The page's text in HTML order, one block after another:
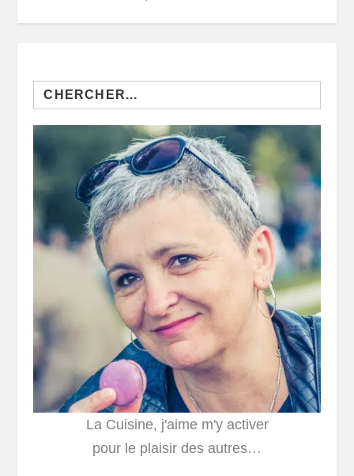
Search
for:
La Cuisine, j'aime m'y activer
pour le plaisir des autres…